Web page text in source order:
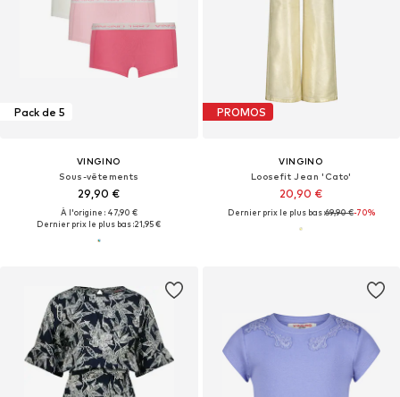
Pack de 5
VINGINO
Sous-vêtements
29,90 €
À l'origine : 47,90 €
Dernier prix le plus bas :21,95 €
PROMOS
VINGINO
Loosefit Jean 'Cato'
20,90 €
Dernier prix le plus bas :69,90 €-70%